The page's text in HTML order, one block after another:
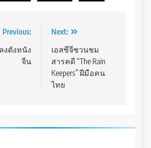
Previous:
งดังหนัง
จีน
Next:
เอสซีจีชวนชม
สารคดี “The Rain
Keepers” ฝีมือคน
ไทย